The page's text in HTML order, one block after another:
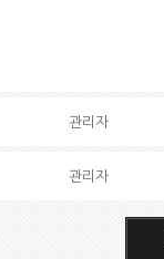
관리자
관리자